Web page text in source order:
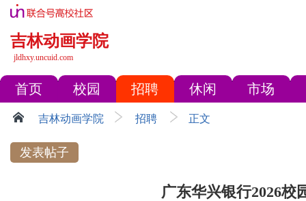
吉林动画学院
jldhxy.uncuid.com
首页 校园 招聘 休闲 市场
吉林动画学院 招聘 正文
发表帖子
广东华兴银行2026校